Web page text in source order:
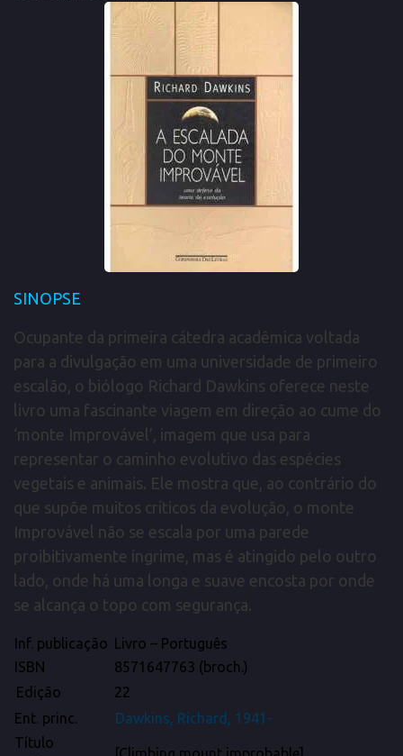
SINOPSE
Ocupante da primeira cátedra acadêmica voltada
para a divulgação em uma universidade de primeiro
escalão, o biólogo Richard Dawkins oferece neste
livro uma fascinante viagem em direção ao cume do
‘monte Improvável’, imagem que usa para
representar o caminho evolutivo das espécies
vegetais e animais. Ele mostra que, ao contrário do
que supõe muitos críticos da evolução, o monte
Improvável não se escala por uma parede
proibitivamente íngrime, mas é atingido pelo outro
lado, onde há uma longa e suave encosta por onde
se alcança o topo com segurança.
Inf. publicação Livro – Português
ISBN
8571647763 (broch.)
Edição
22
Ent. princ.
Dawkins, Richard , 1941-
Título